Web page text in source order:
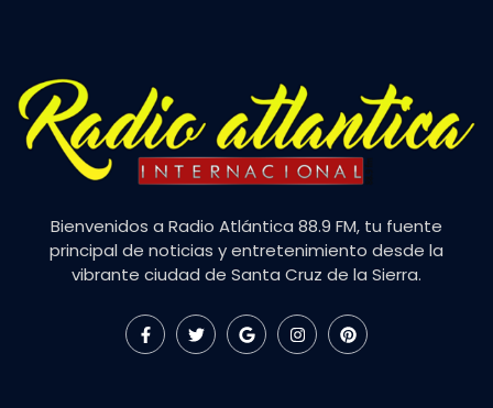
Bienvenidos a Radio Atlántica 88.9 FM, tu fuente
principal de noticias y entretenimiento desde la
vibrante ciudad de Santa Cruz de la Sierra.